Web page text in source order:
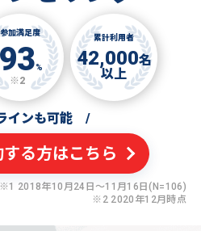
参加満足度
93%
※2
累計利用者
42,000名
以上
インも可能 /
る方はこちら
※1 2018年10月24日〜11月16日(N=106)
※2 2020年12月時点